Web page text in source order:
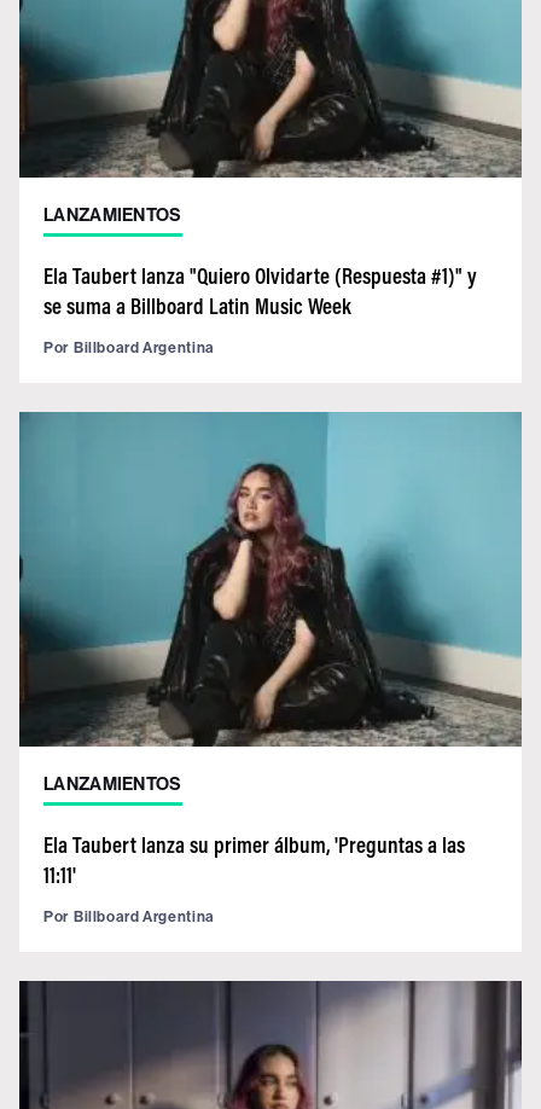
LANZAMIENTOS
Ela Taubert lanza "Quiero Olvidarte (Respuesta #1)" y
se suma a Billboard Latin Music Week
Por Billboard Argentina
LANZAMIENTOS
Ela Taubert lanza su primer álbum, 'Preguntas a las
11:11'
Por Billboard Argentina